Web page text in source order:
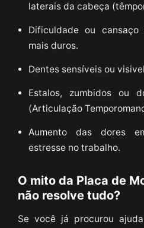
laterais da cabeça
Dificuldade ou
mais duros.
Dentes sensíveis ou
Estalos, zumbidos ou
(Articulação
Aumento das dores
estresse no trabalho.
O mito da Placa de
não resolve tudo?
Se você já procurou